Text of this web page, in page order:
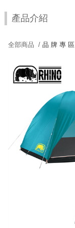
產品介紹
全部商品 /品 牌 專 區